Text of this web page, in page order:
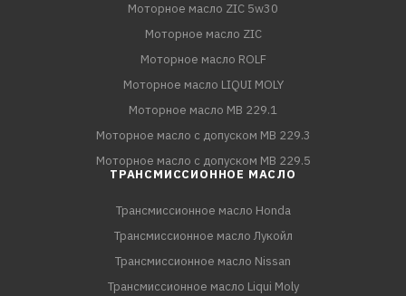
Моторное масло ZIC 5w30
Моторное масло ZIC
Моторное масло ROLF
Моторное масло LIQUI MOLY
Моторное масло MB 229.1
Моторное масло с допуском MB 229.3
Моторное масло с допуском MB 229.5
ТРАНСМИССИОННОЕ МАСЛО
Трансмиссионное масло Honda
Трансмиссионное масло Лукойл
Трансмиссионное масло Nissan
Трансмиссионное масло Liqui Moly